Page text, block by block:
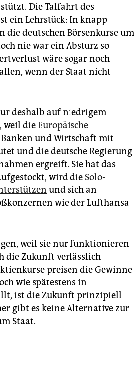
Die Talfahrt des
ein Lehrstück: In knapp
die deutschen Börsenkurse um
nie war ein Absturz so
wäre sogar noch
wenn der Staat nicht
deshalb auf niedrigem
weil dieEuropäische
Banken und Wirtschaft mit
und die deutsche Regierung
ergreift. Sie hat das
wird die Solo-
und sich an
wie der Lufthansa
weil sie nur funktionieren
die Zukunft verlässlich
preisen die Gewinne
wie spätestens in
ist die Zukunft prinzipiell
gibt es keine Alternative zur
Staat.